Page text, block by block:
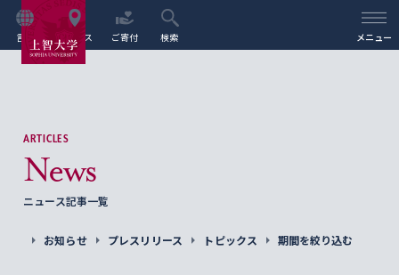
言語 アクセス ご寄付 検索 メニュー
ARTICLES
News
ニュース記事一覧
お知らせ プレスリリース トピックス 期間を絞り込む